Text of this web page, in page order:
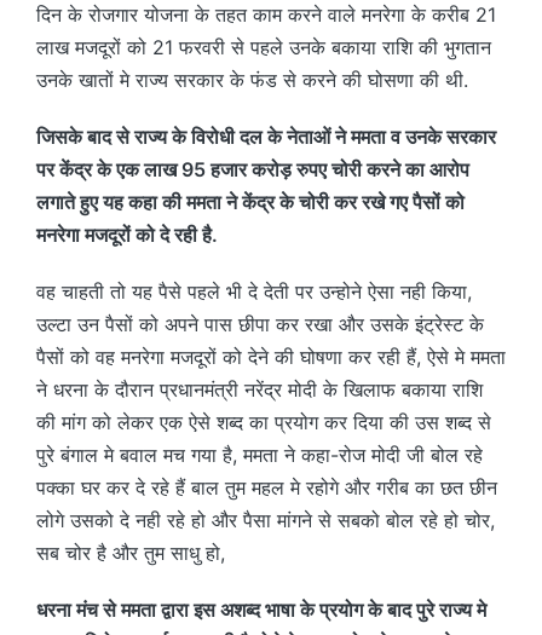
दिन के रोजगार योजना के तहत काम करने वाले मनरेगा के करीब 21
लाख मजदूरों को 21 फरवरी से पहले उनके बकाया राशि की भुगतान
उनके खातों मे राज्य सरकार के फंड से करने की घोसणा की थी.
जिसके बाद से राज्य के विरोधी दल के नेताओं ने ममता व उनके सरकार
पर केंद्र के एक लाख 95 हजार करोड़ रुपए चोरी करने का आरोप
लगाते हुए यह कहा की ममता ने केंद्र के चोरी कर रखे गए पैसों को
मनरेगा मजदूरों को दे रही है.
वह चाहती तो यह पैसे पहले भी दे देती पर उन्होने ऐसा नही किया,
उल्टा उन पैसों को अपने पास छीपा कर रखा और उसके इंट्रेस्ट के
पैसों को वह मनरेगा मजदूरों को देने की घोषणा कर रही हैं, ऐसे मे ममता
ने धरना के दौरान प्रधानमंत्री नरेंद्र मोदी के खिलाफ बकाया राशि
की मांग को लेकर एक ऐसे शब्द का प्रयोग कर दिया की उस शब्द से
पुरे बंगाल मे बवाल मच गया है, ममता ने कहा-रोज मोदी जी बोल रहे
पक्का घर कर दे रहे हैं बाल तुम महल मे रहोगे और गरीब का छत छीन
लोगे उसको दे नही रहे हो और पैसा मांगने से सबको बोल रहे हो चोर,
सब चोर है और तुम साधु हो,
धरना मंच से ममता द्वारा इस अशब्द भाषा के प्रयोग के बाद पुरे राज्य मे